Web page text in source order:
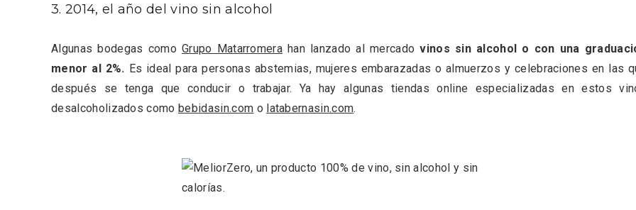
3. 2014, el año del vino sin alcohol
Algunas bodegas como Grupo Matarromera han lanzado al mercadovinos sin alcohol o con una
menor al 2%. Es ideal para personas abstemias, mujeres embarazadas o almuerzos y celebraciones en las
después se tenga que conducir o trabajar. Ya hay algunas tiendas online especializadas en estos
desalcoholizados comobebidasin.com o latabernasin.com.
Enoturismo visitando la
Bodega Museo La Olmilla, en
Paseo nocturno por